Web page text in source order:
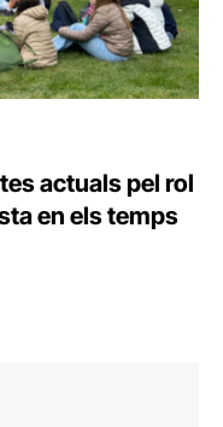
actuals pel rol
en els temps